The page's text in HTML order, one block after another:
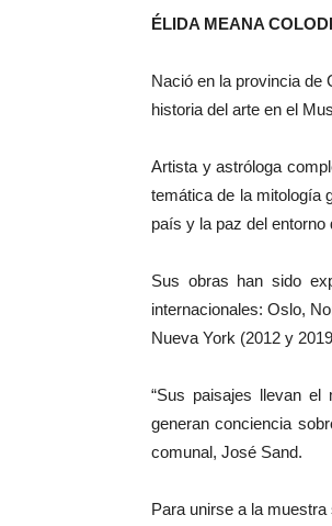
ÉLIDA MEANA
Nació en la provincia de
historia del arte en el
Artista y astróloga
temática de la mitología
país y la paz del
Sus obras han sido
internacionales: Oslo,
Nueva York (2012 y
“Sus paisajes llevan
generan conciencia
comunal, José Sand.
Para unirse a la